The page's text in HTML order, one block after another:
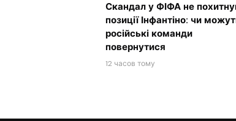
Скандал у ФІФА не
позиції Інфантіно: чи
російські команди
повернутися
12 часов тому